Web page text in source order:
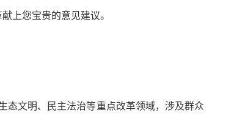
上您宝贵的意见建议。
文明、民主法治等重点改革领域，涉及群众